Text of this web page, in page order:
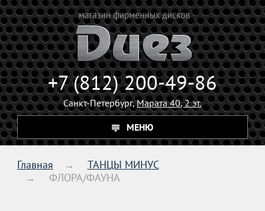
+7 (812) 200-49-86
Санкт-Петербург,Марата 40, 2 эт.
МЕНЮ
Главная
ТАНЦЫ МИНУС
ФЛОРА/ФАУНА